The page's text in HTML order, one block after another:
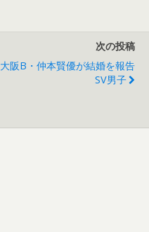
次の投稿
大阪B・仲本賢優が結婚を報告
SV男子